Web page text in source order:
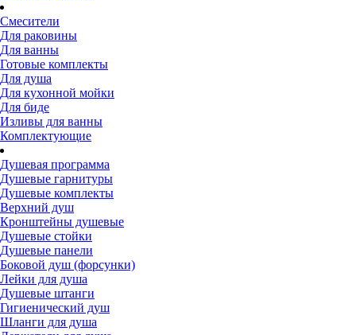
Смесители
Для раковины
Для ванны
Готовые комплекты
Для душа
Для кухонной мойки
Для биде
Изливы для ванны
Комплектующие
Душевая программа
Душевые гарнитуры
Душевые комплекты
Верхний душ
Кронштейны душевые
Душевые стойки
Душевые панели
Боковой душ (форсунки)
Лейки для душа
Душевые штанги
Гигиенический душ
Шланги для душа